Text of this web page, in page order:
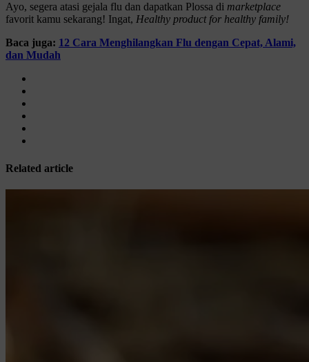
Ayo, segera atasi gejala flu dan dapatkan Plossa di marketplace
favorit kamu sekarang! Ingat, Healthy product for healthy family!
Baca juga: 12 Cara Menghilangkan Flu dengan Cepat, Alami,
dan Mudah
Related article